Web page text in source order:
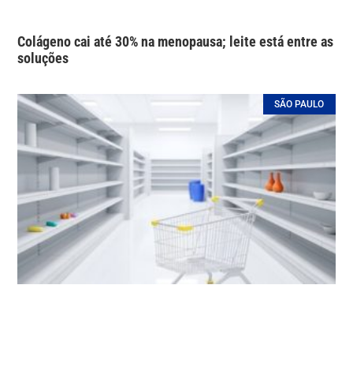
Colágeno cai até 30% na menopausa; leite está entre as
soluções
SÃO PAULO